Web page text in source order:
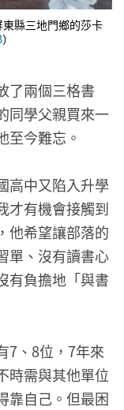
縣三地門鄉的莎卡
）
了兩個三格書
同學父親買來一
至今難忘。
高中又陷入升學
才有機會接觸到
他希望讓部落的
單、沒有讀書心
有負擔地「與書
7、8位，7年來
時需與其他單位
靠自己。但最困